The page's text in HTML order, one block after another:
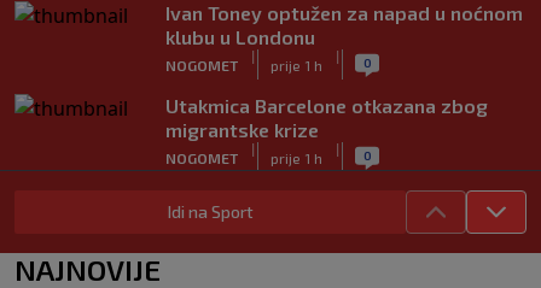
Ivan Toney optužen za napad u noćnom
klubu u Londonu
NOGOMET
|
prije 1 h
| 0
Utakmica Barcelone otkazana zbog
migrantske krize
NOGOMET
|
prije 1 h
| 0
FS Norveške poručio Infantinu: Odlazi,
odmah!
NOGOMET prije 1 h
Idi na Sport
NAJNOVIJE